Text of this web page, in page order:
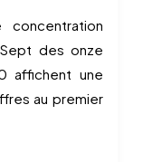
concentration
des onze
affichent une
au premier